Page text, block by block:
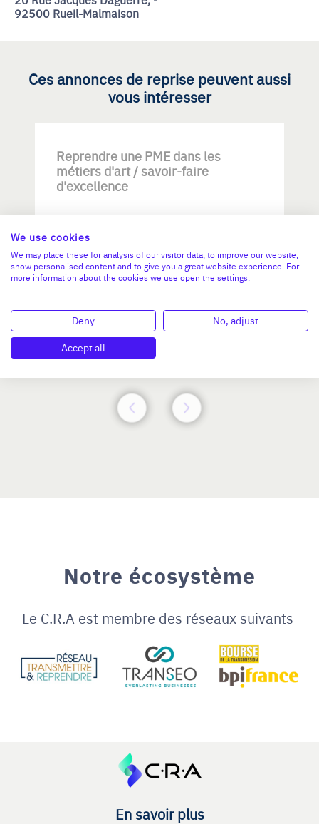
92500 Rueil-Malmaison
Ces annonces de reprise peuvent aussi
vous intéresser
Reprendre une PME dans les
métiers d'art / savoir-faire
d'excellence
>2 M€ et <= 5 M€
Notre écosystème
Le C.R.A est membre des réseaux suivants
En savoir plus
We use cookies
We may place these for analysis of our visitor data, to improve our website,
show personalised content and to give you a great website experience. For
more information about the cookies we use open the settings.
Deny
No, adjust
Accept all